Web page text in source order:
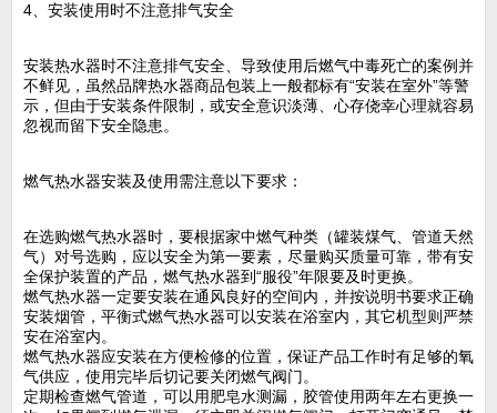
4、安装使用时不注意排气安全
安装热水器时不注意排气安全、导致使用后燃气中毒死亡的案例并
不鲜见，虽然品牌热水器商品包装上一般都标有“安装在室外”等警
示，但由于安装条件限制，或安全意识淡薄、心存侥幸心理就容易
忽视而留下安全隐患。
燃气热水器安装及使用需注意以下要求：
在选购燃气热水器时，要根据家中燃气种类（罐装煤气、管道天然
气）对号选购，应以安全为第一要素，尽量购买质量可靠，带有安
全保护装置的产品，燃气热水器到“服役”年限要及时更换。
燃气热水器一定要安装在通风良好的空间内，并按说明书要求正确
安装烟管，平衡式燃气热水器可以安装在浴室内，其它机型则严禁
安在浴室内。
燃气热水器应安装在方便检修的位置，保证产品工作时有足够的氧
气供应，使用完毕后切记要关闭燃气阀门。
定期检查燃气管道，可以用肥皂水测漏，胶管使用两年左右更换一